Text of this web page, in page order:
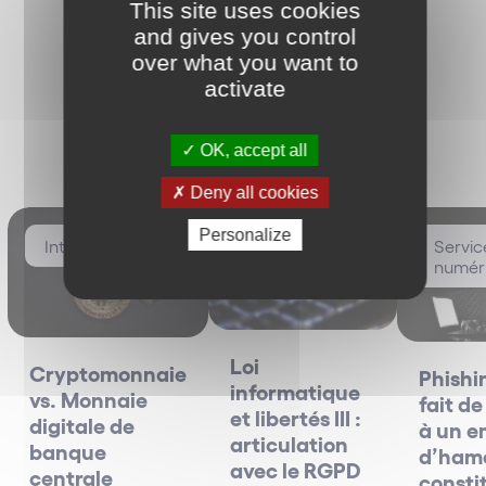
Les plus vus
International
Cryptomonnaie
vs. Monnaie
digitale de
banque
centrale
Data / Données
Loi
informatique
et libertés III :
articulation
avec le RGPD
fait
à un
This site uses cookies
and gives you control
over what you want to
activate
OK, accept all
Deny all cookies
Personalize